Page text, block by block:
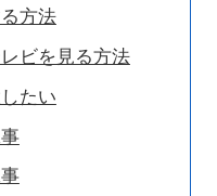
方法
ビを見る方法
たい